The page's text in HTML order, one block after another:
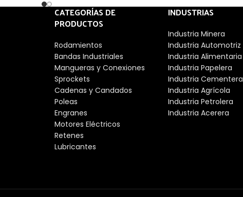
(etileno propileno dieno monómero) para
resistencia a la intemperie, aceites, agua y
algunos solventes. Sus cables están unidos
al cuerpo. Están fuertemente unidos al
cuerpo de la correa para una distribución
equitativa de la carga y reducir la tensión
de flexión sin deterioro del cable. Sus
paredes laterales cóncavas proporcionan
soporte de cable y contacto total con la
ranura de la polea para una carga igual y
un desgaste uniforme.
CATEGORÍAS DE
PRODUCTOS
Rodamientos
Bandas Industriales
Mangueras y Conexiones
Sprockets
Cadenas y Candados
Poleas
Engranes
Motores Eléctricos
Retenes
Lubricantes
INDUSTRIAS
Industria Minera
Industria Automotriz
Industria Alimentaria
Industria Papelera
Industria Cementera
Industria Agrícola
Industria Petrolera
Industria Acerera